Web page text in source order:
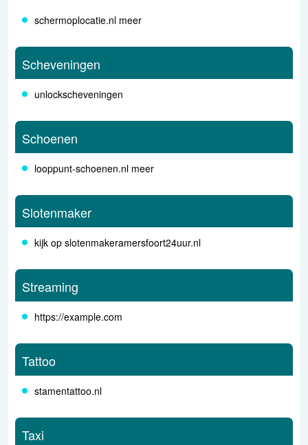
schermoplocatie.nl meer
Scheveningen
unlockscheveningen
Schoenen
looppunt-schoenen.nl meer
Slotenmaker
kijk op slotenmakeramersfoort24uur.nl
Streaming
https://example.com
Tattoo
stamentattoo.nl
Taxi